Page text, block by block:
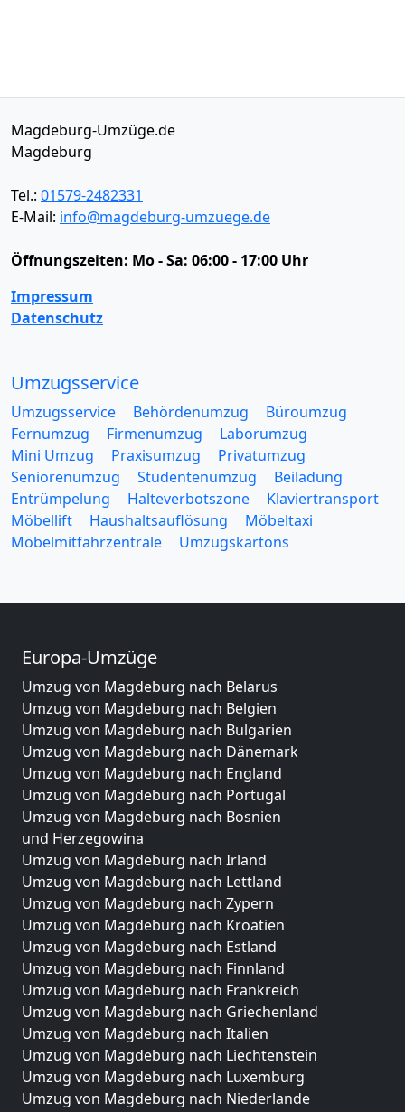
Magdeburg-Umzüge.de
Magdeburg
Tel.: 01579-2482331
E-Mail: info@magdeburg-umzuege.de
Öffnungszeiten: Mo - Sa: 06:00 - 17:00 Uhr
Impressum
Datenschutz
Umzugsservice
Umzugsservice Behördenumzug
Büroumzug
Fernumzug
Firmenumzug
Laborumzug
Mini Umzug
Praxisumzug
Privatumzug
Seniorenumzug
Studentenumzug
Beiladung
Entrümpelung
Halteverbotszone
Klaviertransport
Möbellift
Haushaltsauflösung
Möbeltaxi
Möbelmitfahrzentrale
Umzugskartons
Europa-Umzüge
Umzug von Magdeburg nach Belarus
Umzug von Magdeburg nach Belgien
Umzug von Magdeburg nach Bulgarien
Umzug von Magdeburg nach Dänemark
Umzug von Magdeburg nach England
Umzug von Magdeburg nach Portugal
Umzug von Magdeburg nach Bosnien
und Herzegowina
Umzug von Magdeburg nach Irland
Umzug von Magdeburg nach Lettland
Umzug von Magdeburg nach Zypern
Umzug von Magdeburg nach Kroatien
Umzug von Magdeburg nach Estland
Umzug von Magdeburg nach Finnland
Umzug von Magdeburg nach Frankreich
Umzug von Magdeburg nach Griechenland
Umzug von Magdeburg nach Italien
Umzug von Magdeburg nach Liechtenstein
Umzug von Magdeburg nach Luxemburg
Umzug von Magdeburg nach Niederlande